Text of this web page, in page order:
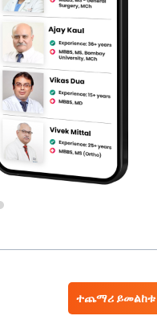
ተጨማሪ ይመልከቱ